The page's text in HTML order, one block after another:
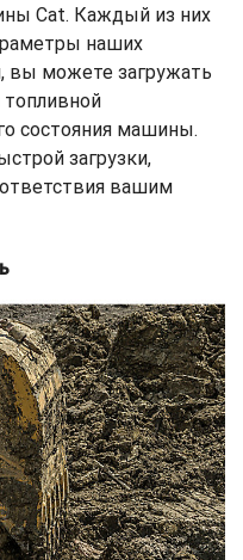
Cat. Каждый из них
наших
вы можете загружать
топливной
состояния машины.
загрузки,
вашим